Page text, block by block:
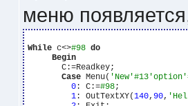
меню
While c<>#98 do
Begin
       C:=Readkey;
Case Menu( 'New'#13'option'
0: C:=#98;
1: OutTextXY(140, 90,